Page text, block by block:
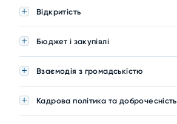
Відкритість
Бюджет і закупівлі
Взаємодія з громадськістю
Кадрова політика та доброчесність